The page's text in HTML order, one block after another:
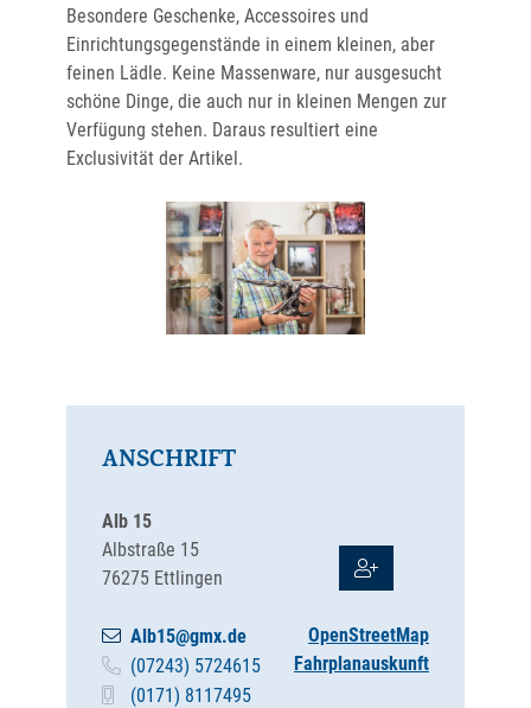
Besondere Geschenke, Accessoires und
Einrichtungsgegenstände in einem kleinen, aber
feinen Lädle. Keine Massenware, nur ausgesucht
schöne Dinge, die auch nur in kleinen Mengen zur
Verfügung stehen. Daraus resultiert eine
Exclusivität der Artikel.
ANSCHRIFT
Alb 15
Albstraße 15
76275 Ettlingen
OpenStreetMap
Fahrplanauskunft
Alb15@gmx.de
(07243) 5724615
(0171) 8117495